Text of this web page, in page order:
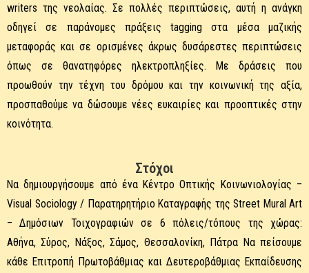
writers της νεολαίας. Σε πολλές περιπτώσεις, αυτή η ανάγκη
οδηγεί σε παράνομες πράξεις tagging στα μέσα μαζικής
μεταφοράς και σε ορισμένες άκρως δυσάρεστες περιπτώσεις
όπως σε θανατηφόρες ηλεκτροπληξίες. Με δράσεις που
προωθούν την τέχνη του δρόμου και την κοινωνική της αξία,
προσπαθούμε να δώσουμε νέες ευκαιρίες και προοπτικές στην
κοινότητα.
Στόχοι
Να δημιουργήσουμε από ένα Κέντρο Οπτικής Κοινωνιολογίας –
Visual Sociology / Παρατηρητήριο Καταγραφής της Street Mural Art
– Δημόσιων Τοιχογραφιών σε 6 πόλεις/τόπους της χώρας:
Αθήνα, Σύρος, Νάξος, Σάμος, Θεσσαλονίκη, Πάτρα Να πείσουμε
κάθε Επιτροπή Πρωτοβάθμιας και Δευτεροβάθμιας Εκπαίδευσης